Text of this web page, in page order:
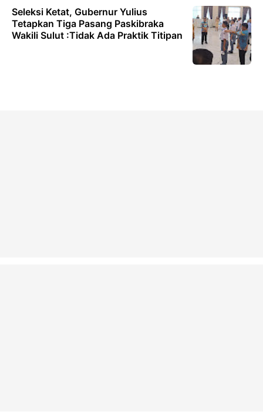
Seleksi Ketat, Gubernur Yulius
Tetapkan Tiga Pasang Paskibraka
Wakili Sulut :Tidak Ada Praktik Titipan